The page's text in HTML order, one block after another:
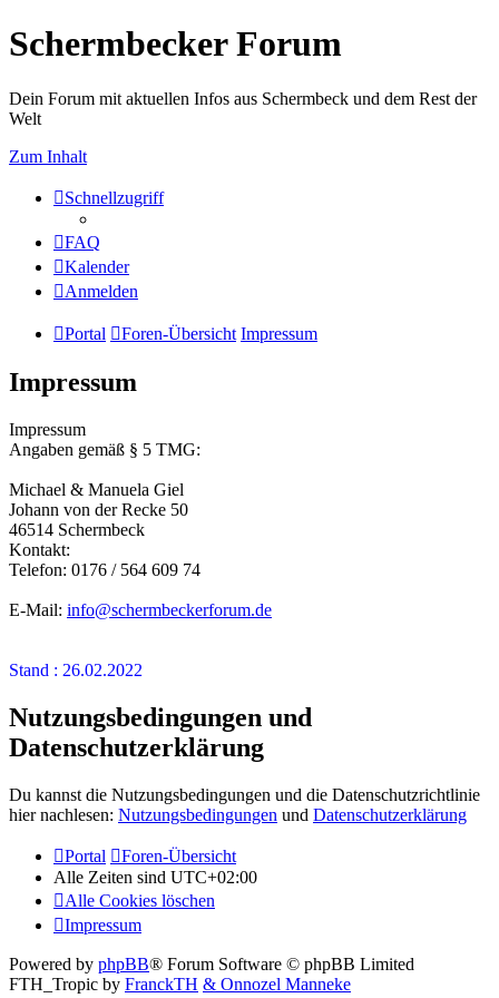
Schermbecker Forum
Dein Forum mit aktuellen Infos aus Schermbeck und dem Rest der
Welt
Zum Inhalt
Schnellzugriff
FAQ
Kalender
Anmelden
Portal Foren-Übersicht Impressum
Impressum
Impressum
Angaben gemäß § 5 TMG:
Michael & Manuela Giel
Johann von der Recke 50
46514 Schermbeck
Kontakt:
Telefon: 0176 / 564 609 74
E-Mail: info@schermbeckerforum.de
Stand : 26.02.2022
Nutzungsbedingungen und
Datenschutzerklärung
Du kannst die Nutzungsbedingungen und die Datenschutzrichtlinie
hier nachlesen: Nutzungsbedingungen und Datenschutzerklärung
Portal
Foren-Übersicht
Alle Zeiten sind UTC+02:00
Alle Cookies löschen
Impressum
Powered by phpBB® Forum Software © phpBB Limited
FTH_Tropic by FranckTH & Onnozel Manneke